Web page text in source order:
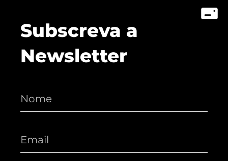
Subscreva a
Newsletter